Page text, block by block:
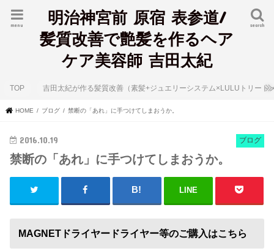
明治神宮前 原宿 表参道/
髪質改善で艶髪を作るヘア
ケア美容師 吉田太紀
search
menu
TOP 吉田太紀が作る髪質改善（素髪+ジュエリーシステム×LULUトリート
HOME ブログ 禁断の「あれ」に手つけてしまおうか。
ブログ
2016.10.19
禁断の「あれ」に手つけてしまおうか。
LINE
MAGNETドライヤードライヤー等のご購入はこちら